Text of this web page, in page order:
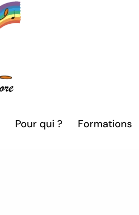
Pour qui ? Formations